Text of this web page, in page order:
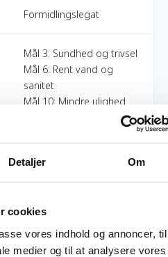
Detaljer Om
cookies
vores indhold og annoncer,
medier og til at analysere vores
Formidlingslegat
Mål 3: Sundhed og trivsel
Mål 6: Rent vand og
sanitet
Mål 10: Mindre ulighed
Mål 12: Ansvarligt forbrug
Guatemala